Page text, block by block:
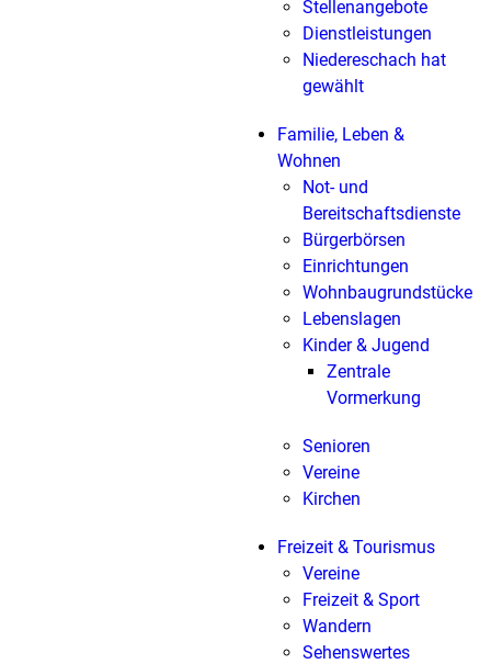
Stellenangebote
Dienstleistungen
Niedereschach hat
gewählt
Familie, Leben &
Wohnen
Not- und
Bereitschaftsdienste
Bürgerbörsen
Einrichtungen
Wohnbaugrundstücke
Lebenslagen
Kinder & Jugend
Zentrale
Vormerkung
Senioren
Vereine
Kirchen
Freizeit & Tourismus
Vereine
Freizeit & Sport
Wandern
Sehenswertes